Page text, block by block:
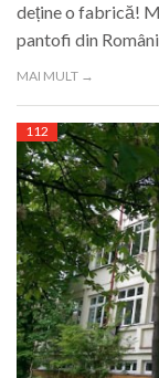
deține o fabrică!
pantofi din
MAI MULT →
112